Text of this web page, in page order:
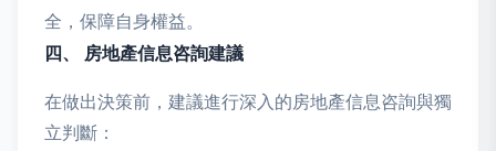
全，保障自身權益。
四、 房地產信息咨詢建議
在做出決策前，建議進行深入的房地產信息咨詢與獨
立判斷：